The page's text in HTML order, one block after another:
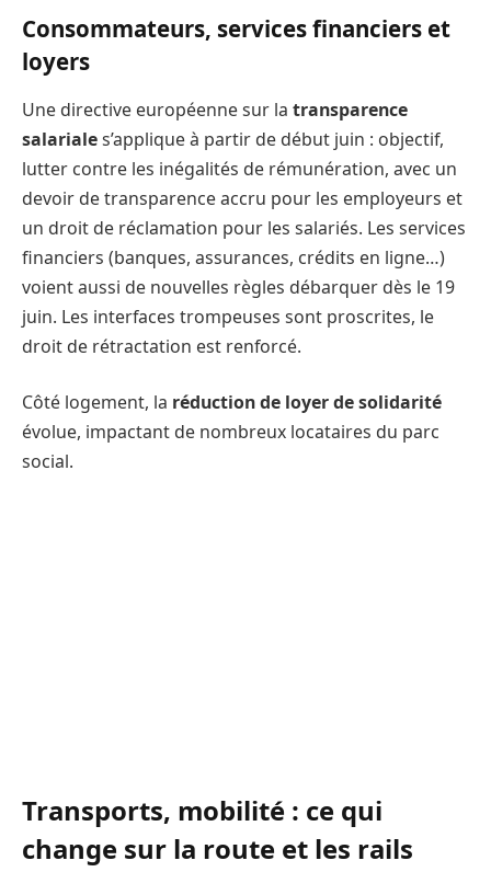
Consommateurs, services financiers et
loyers
Une directive européenne sur la transparence
salariales’applique à partir de début juin : objectif,
lutter contre les inégalités de rémunération, avec un
devoir de transparence accru pour les employeurs et
un droit de réclamation pour les salariés. Les services
financiers (banques, assurances, crédits en ligne…)
voient aussi de nouvelles règles débarquer dès le 19
juin. Les interfaces trompeuses sont proscrites, le
droit de rétractation est renforcé.
Côté logement, la réduction de loyer de solidarité
évolue, impactant de nombreux locataires du parc
social.
Transports, mobilité : ce qui
change sur la route et les rails